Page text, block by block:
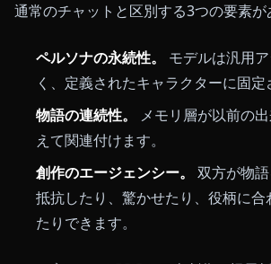
通常のチャットと区別する3つの要素が
ペルソナの永続性。
モデルは汎用
く、定義されたキャラクターに固定
物語の連続性。
メモリ層が以前の
えて関連付けます。
創作のエージェンシー。
双方が物
抵抗したり、驚かせたり、役柄に合
たりできます。